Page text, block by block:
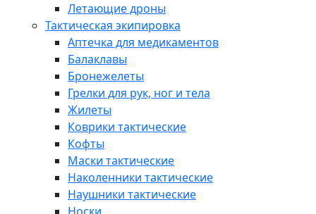
Летающие дроны
Тактическая экипировка
Аптечка для медикаментов
Балаклавы
Бронежелеты
Грелки для рук, ног и тела
Жилеты
Коврики тактические
Кофты
Маски тактические
Наколенники тактические
Наушники тактические